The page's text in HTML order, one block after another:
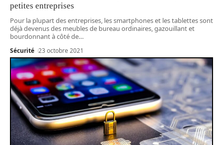
petites entreprises
Pour la plupart des entreprises, les smartphones et les tablettes sont
déjà devenus des meubles de bureau ordinaires, gazouillant et
bourdonnant à côté de…
Sécurité 23 octobre 2021